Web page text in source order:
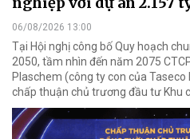
06/08/2026 13:00
Tại Hội nghị công bố Quy hoạch
2050, tầm nhìn đến năm 2075
Plaschem (công ty con của
chấp thuận chủ trương đầu tư Khu